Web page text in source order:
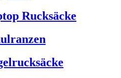
Rucksäcke